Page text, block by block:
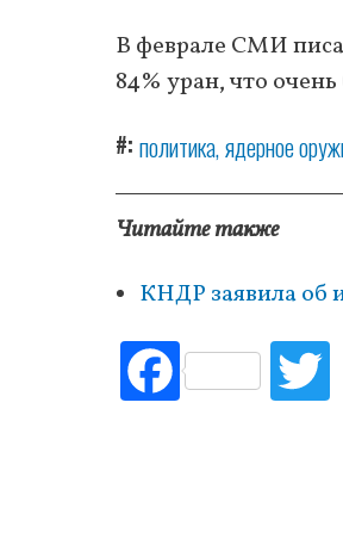
В феврале СМИ
84% уран, что
# политика ядерное
Читайте также
КНДР заявила об
Fac
ebo